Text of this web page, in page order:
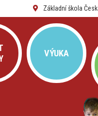
Základní škola
VÝUKA